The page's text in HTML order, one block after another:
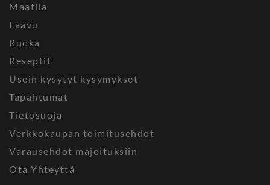
Maatila
Laavu
Ruoka
Reseptit
Usein kysytyt kysymykset
Tapahtumat
Tietosuoja
Verkkokaupan toimitusehdot
Varausehdot majoituksiin
Ota Yhteyttä